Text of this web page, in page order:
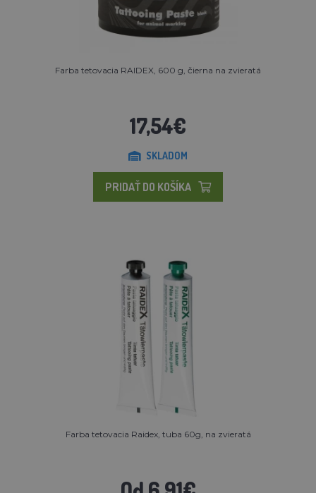
Farba tetovacia RAIDEX, 600 g, čierna na zvieratá
17,54€
SKLADOM
PRIDAŤ DO KOŠÍKA
Farba tetovacia Raidex, tuba 60g, na zvieratá